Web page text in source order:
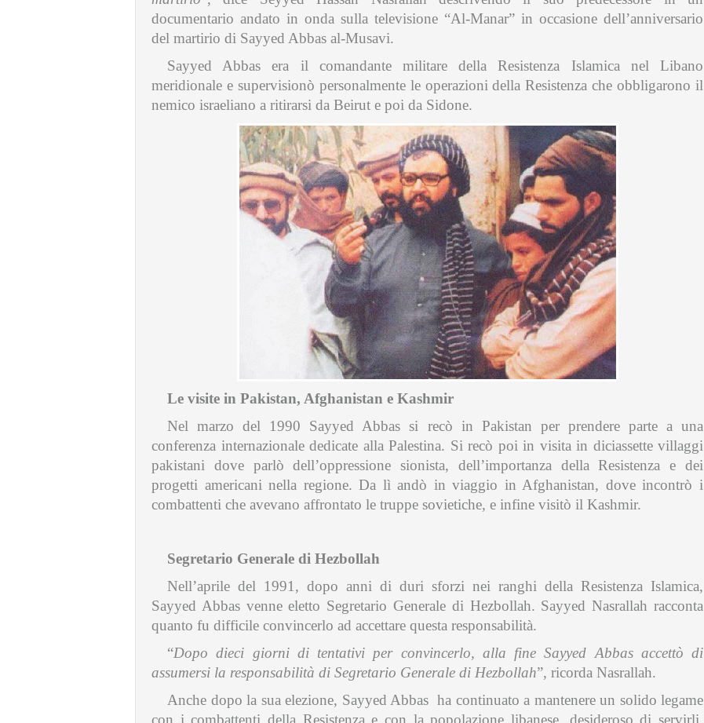
documentario andato in onda sulla televisione “Al-Manar” in occasione dell’anniversario
del martirio di Sayyed Abbas al-Musavi.
Sayyed Abbas era il comandante militare della Resistenza Islamica nel Libano
meridionale e supervisionò personalmente le operazioni della Resistenza che obbligarono il
nemico israeliano a ritirarsi da Beirut e poi da Sidone.
Le visite in Pakistan, Afghanistan e Kashmir
Nel marzo del 1990 Sayyed Abbas si recò in Pakistan per prendere parte a una
conferenza internazionale dedicate alla Palestina. Si recò poi in visita in diciassette villaggi
pakistani dove parlò dell’oppressione sionista, dell’importanza della Resistenza e dei
progetti americani nella regione. Da lì andò in viaggio in Afghanistan, dove incontrò i
combattenti che avevano affrontato le truppe sovietiche, e infine visitò il Kashmir.
Segretario Generale di Hezbollah
Nell’aprile del 1991, dopo anni di duri sforzi nei ranghi della Resistenza Islamica,
Sayyed Abbas venne eletto Segretario Generale di Hezbollah. Sayyed Nasrallah racconta
quanto fu difficile convincerlo ad accettare questa responsabilità.
“Dopo dieci giorni di tentativi per convincerlo, alla fine Sayyed Abbas accettò di
assumersi la responsabilità di Segretario Generale di Hezbollah”, ricorda Nasrallah.
Anche dopo la sua elezione, Sayyed Abbas ha continuato a mantenere un solido legame
con i combattenti della Resistenza e con la popolazione libanese, desideroso di servirli.